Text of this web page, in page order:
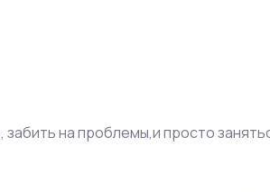
на проблемы,и просто